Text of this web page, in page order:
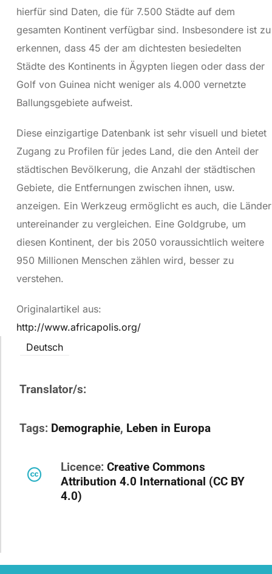
hierfür sind Daten, die für 7.500 Städte auf dem
gesamten Kontinent verfügbar sind. Insbesondere ist zu
erkennen, dass 45 der am dichtesten besiedelten
Städte des Kontinents in Ägypten liegen oder dass der
Golf von Guinea nicht weniger als 4.000 vernetzte
Ballungsgebiete aufweist.
Diese einzigartige Datenbank ist sehr visuell und bietet
Zugang zu Profilen für jedes Land, die den Anteil der
städtischen Bevölkerung, die Anzahl der städtischen
Gebiete, die Entfernungen zwischen ihnen, usw.
anzeigen. Ein Werkzeug ermöglicht es auch, die Länder
untereinander zu vergleichen. Eine Goldgrube, um
diesen Kontinent, der bis 2050 voraussichtlich weitere
950 Millionen Menschen zählen wird, besser zu
verstehen.
Originalartikel aus:
http://www.africapolis.org/
Deutsch
Translator/s:
Tags: Demographie, Leben in Europa
Licence: Creative Commons
Attribution 4.0 International (CC BY
4.0)